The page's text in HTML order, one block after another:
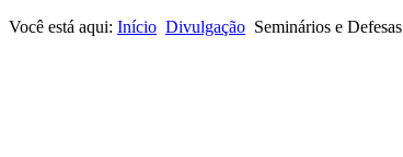
Você está aqui: Início Divulgação Seminários e Defesas